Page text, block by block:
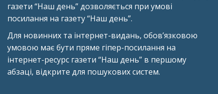
газети “Наш день” дозволяється при умові
посилання на газету “Наш день”.
Для новинних та інтернет-видань, обов’язковою
умовою має бути пряме гіпер-посилання на
інтернет-ресурс газети “Наш день” в першому
абзаці, відкрите для пошукових систем.